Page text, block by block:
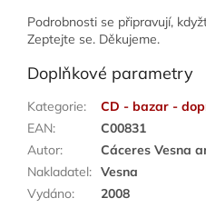
Podrobnosti se připravují,
Zeptejte se. Děkujeme.
Doplňkové parametry
Kategorie:
CD - bazar -
EAN:
C00831
Autor:
Cáceres Vesna
Nakladatel: Vesna
Vydáno: 2008